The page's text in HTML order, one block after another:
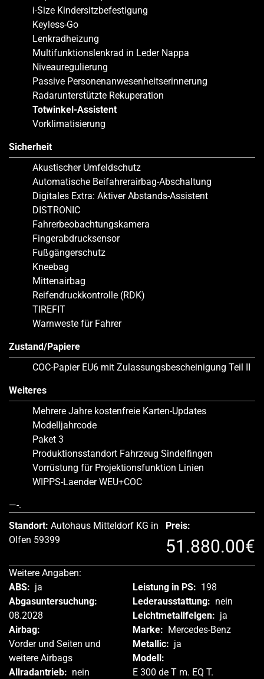
i-Size Kindersitzbefestigung
Keyless-Go
Lenkradheizung
Multifunktionslenkrad in Leder Nappa
Niveauregulierung
Passive Personenanwesenheitserinnerung
Radarunterstützte Rekuperation
Totwinkel-Assistent
Vorklimatisierung
Sicherheit
Akustischer Umfeldschutz
Automatische Beifahrerairbag-Abschaltung
Digitales Extra: Aktiver Abstands-Assistent
DISTRONIC
Fahrerbeobachtungskamera
Fingerabdrucksensor
Fußgängerschutz
Kneebag
Mittenairbag
Reifendruckkontrolle (RDK)
TIREFIT
Warnweste für Fahrer
Zustand/Papiere
COC-Papier EU6 mit Zulassungsbescheinigung Teil II
Weiteres
Mehrere Jahre kostenfreie Karten-Updates
Modelljahrcode
Paket 3
Produktionsstandort Fahrzeug Sindelfingen
Vorrüstung für Projektionsfunktion Linien
WIPPS-Laender WEU+COC
—-.
Standort: Autohaus Mitteldorf KG in
Olfen 59399
Preis:
51.880.00€
Weitere Angaben:
ABS: ja
Abgasuntersuchung:
08.2028
Airbag:
Vorder und Seiten und
weitere Airbags
Allradantrieb: nein
Leistung in PS: 198
Lederausstattung: nein
Leichtmetallfelgen: ja
Marke: Mercedes-Benz
Metallic: ja
Modell:
E 300 de T m. EQ T.